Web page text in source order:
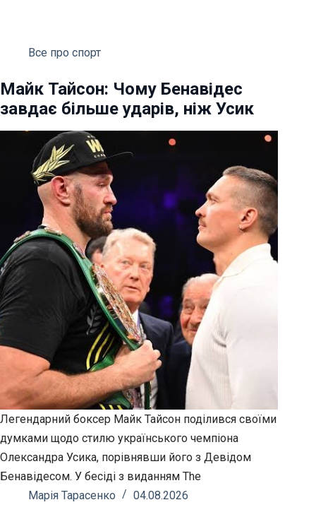
Все про спорт
Майк Тайсон: Чому Бенавідес
завдає більше ударів, ніж Усик
Легендарний боксер Майк Тайсон поділився своїми
думками щодо стилю українського чемпіона
Олександра Усика, порівнявши його з Девідом
Бенавідесом. У бесіді з виданням The
Марія Тарасенко
04.08.2026